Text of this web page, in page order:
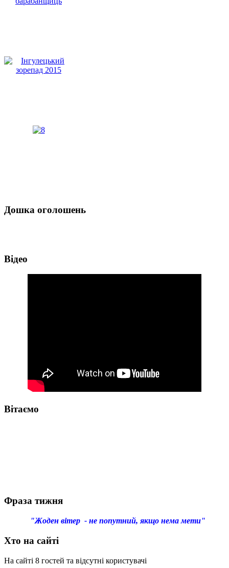
Дошка оголошень
Відео
Вітаємо
Фраза тижня
"Жоден вітер - не попутний, якщо нема мети"
Хто на сайті
На сайті 8 гостей та відсутні користувачі